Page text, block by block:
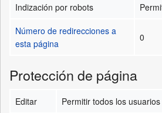
Indización por robots
Número de redirecciones a
esta página
0
Protección de página
Editar
Permitir todos los